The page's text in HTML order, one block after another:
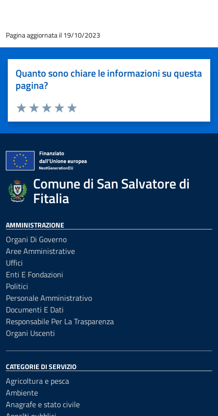
Pagina aggiornata il 19/10/2023
Quanto sono chiare le informazioni su questa
pagina?
Valuta 5 stelle su 5
Valuta 4 stelle su 5
Valuta 3 stelle su 5
Valuta 2 stelle su 5
Valuta 1 stelle su 5
Comune di San Salvatore di
Fitalia
AMMINISTRAZIONE
Organi Di Governo
Aree Amministrative
Uffici
Enti E Fondazioni
Politici
Personale Amministrativo
Documenti E Dati
Responsabile Per La Trasparenza
Organi Uscenti
CATEGORIE DI SERVIZIO
Agricoltura e pesca
Ambiente
Anagrafe e stato civile